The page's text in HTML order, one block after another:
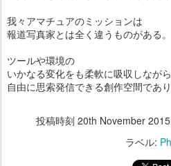
我々アマチュアのミッションは
報道写真家とは全く違うものがある。
ツールや環境の
いかなる変化をも柔軟に吸収しながら
自由に思索発信できる創作空間であり
投稿時刻 20th November 2015
ラベル: